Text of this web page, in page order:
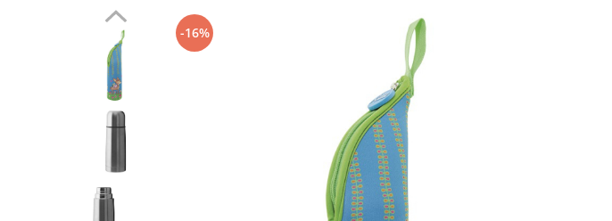
Termosuri și recipiente
Ingrijire personala
Servetele umede
-16%